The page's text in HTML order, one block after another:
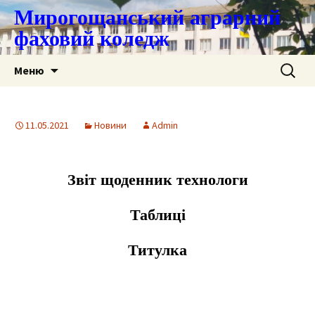
Мирогощанський аграрний
фаховий коледж
Меню Пошук:
11.05.2021 Новини Admin
Звіт щоденник технологи
Таблиці
Титулка